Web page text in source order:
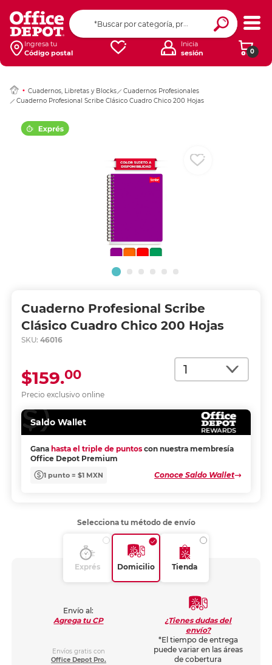
Ingresa tu
Código postal
0
Inicia
sesión
Cuadernos, Libretas y Blocks
Cuadernos Profesionales
Cuaderno Profesional Scribe Clásico Cuadro Chico 200 Hojas
Cuaderno Profesional Scribe
Clásico Cuadro Chico 200 Hojas
SKU: 46016
Cantidad
Precio exclusivo online
$159.00
Saldo Wallet
Gana hasta el triple de puntos con nuestra membresía
Office Depot Premium
1 punto = $1 MXN Conoce Saldo Wallet
Ingresar Codigo
Selecciona tu método de envío
Exprés Domicilio Tienda
Envío al:
Agrega tu CP
Envíos gratis con
Office Depot Pro.
¿Tienes dudas del
envío?
*El tiempo de entrega
puede variar en las áreas
de cobertura